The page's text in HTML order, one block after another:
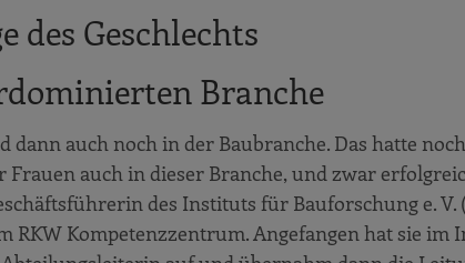
des Geschlechts
Branche
auch noch in der Baubranche. Das hatte
auch in dieser Branche, und zwar
des Instituts für Bauforschung e.
RKW Kompetenzzentrum. Angefangen hat sie im